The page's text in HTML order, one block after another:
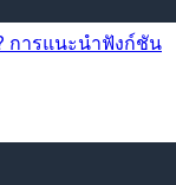
การแนะนำฟังก์ชัน